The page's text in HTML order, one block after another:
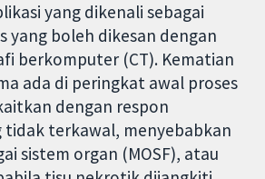
yang dikenali sebagai
yang boleh dikesan dengan
berkomputer (CT). Kematian
ada di peringkat awal proses
dengan respon
tidak terkawal, menyebabkan
sistem organ (MOSF), atau